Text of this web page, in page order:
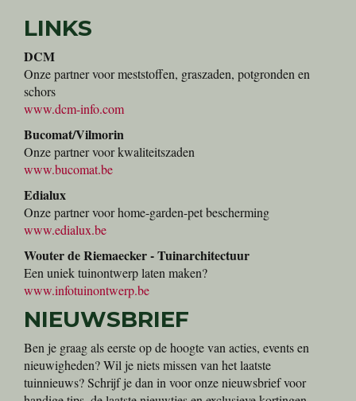
LINKS
DCM
Onze partner voor meststoffen, graszaden, potgronden en
schors
www.dcm-info.com
Bucomat/Vilmorin
Onze partner voor kwaliteitszaden
www.bucomat.be
Edialux
Onze partner voor home-garden-pet bescherming
www.edialux.be
Wouter de Riemaecker - Tuinarchitectuur
Een uniek tuinontwerp laten maken?
www.infotuinontwerp.be
NIEUWSBRIEF
Ben je graag als eerste op de hoogte van acties, events en
nieuwigheden? Wil je niets missen van het laatste
tuinnieuws? Schrijf je dan in voor onze nieuwsbrief voor